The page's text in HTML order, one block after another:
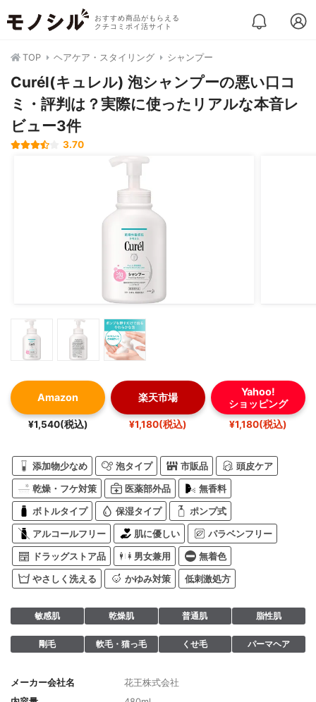
おすすめ商品がもらえる
クチコミポイ活サイト
TOP ヘアケア・スタイリング シャンプー
Curél(キュレル) 泡シャンプーの悪い口コ
ミ・評判は？実際に使ったリアルな本音レ
ビュー3件
3.70
Amazon
¥1,540(税込)
楽天市場
¥1,180(税込)
Yahoo!
ショッピング
¥1,180(税込)
添加物少なめ 泡タイプ 市販品 頭皮ケア
乾燥・フケ対策 医薬部外品 無香料
ボトルタイプ 保湿タイプ ポンプ式
アルコールフリー 肌に優しい パラベンフリー
ドラッグストア品 男女兼用 無着色
やさしく洗える かゆみ対策 低刺激処方
敏感肌 乾燥肌 普通肌 脂性肌
剛毛 軟毛・猫っ毛 くせ毛 パーマヘア
メーカー会社名
花王株式会社